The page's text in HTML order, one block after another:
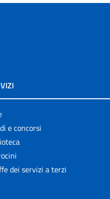
e concorsi
dei servizi a terzi